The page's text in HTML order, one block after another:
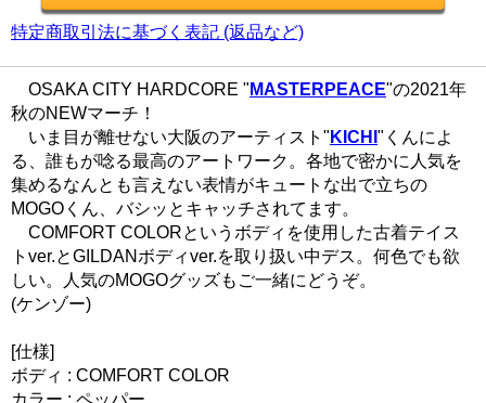
特定商取引法に基づく表記 (返品など)
OSAKA CITY HARDCORE " MASTERPEACE"の2021年
秋のNEWマーチ！
いま目が離せない大阪のアーティスト" KICHI "くんによ
る、誰もが唸る最高のアートワーク。各地で密かに人気を
集めるなんとも言えない表情がキュートな出で立ちの
MOGOくん、バシッとキャッチされてます。
COMFORT COLORというボディを使用した古着テイス
トver.とGILDANボディver.を取り扱い中デス。何色でも欲
しい。人気のMOGOグッズもご一緒にどうぞ。
(ケンゾー)
[仕様]
ボディ : COMFORT COLOR
カラー : ペッパー